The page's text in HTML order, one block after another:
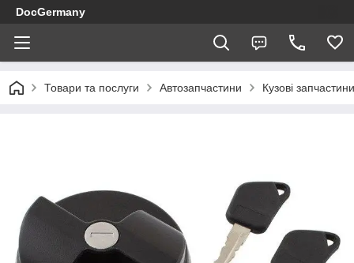
DocGermany
Товари та послуги Автозапчастини Кузові запчастини